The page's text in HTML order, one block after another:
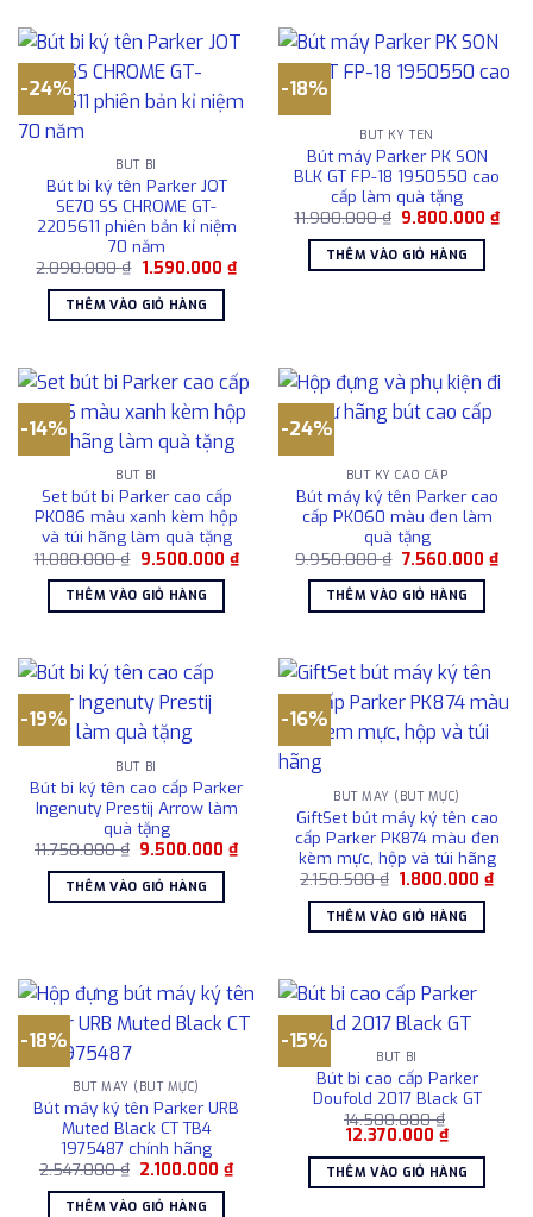
-24%
BÚT BI
Bút bi ký tên Parker JOT
SE70 SS CHROME GT-
2205611 phiên bản kỉ niệm
70 năm
2.090.000₫ Giá
là:
2.090.000 ₫.
1.590.000 ₫Giá
hiện
THÊM VÀO GIỎ HÀNG
-18%
BÚT KÝ TÊN
Bút máy Parker PK SON
BLK GT FP-18 1950550 cao
cấp làm quà tặng
11.900.000₫ Giá
là:
11.900.000 ₫.
9.800.000₫Giá
hiện
THÊM VÀO GIỎ HÀNG
-14%
BÚT BI
Set bút bi Parker cao cấp
PK086 màu xanh kèm hộp
và túi hãng làm quà tặng
11.080.000₫ Giá
là:
11.080.000 ₫.
9.500.000 ₫Giá
hiện
9.500.000 ₫.
THÊM VÀO GIỎ HÀNG
-24%
BÚT KÝ CAO CẤP
Bút máy ký tên Parker cao
cấp PK060 màu đen làm
quà tặng
9.950.000₫ Giá
là:
9.950.000 ₫.
7.560.000 ₫Giá
hiện
THÊM VÀO GIỎ HÀNG
-19%
BÚT BI
Bút bi ký tên cao cấp Parker
Ingenuty Prestij Arrow làm
quà tặng
11.750.000₫ Giá
là:
11.750.000 ₫.
9.500.000₫Giá
hiện
9.500.000 ₫.
THÊM VÀO GIỎ HÀNG
-16%
BÚT MÁY (BÚT MỰC)
GiftSet bút máy ký tên cao
cấp Parker PK874 màu đen
kèm mực, hộp và túi hãng
2.150.500₫ Giá
là:
2.150.500 ₫.
1.800.000₫Giá
hiện
THÊM VÀO GIỎ HÀNG
-18%
BÚT MÁY (BÚT MỰC)
Bút máy ký tên Parker URB
Muted Black CT TB4
1975487 chính hãng
2.547.000₫ Giá
là:
2.100.000₫Giá
hiện
THÊM VÀO GIỎ HÀNG
-15%
BÚT BI
Bút bi cao cấp Parker
Doufold 2017 Black GT
14.500.000₫
Giá
là:
14.500.000 ₫.
12.370.000 ₫Giá
hiện
tại
là:
THÊM VÀO GIỎ HÀNG